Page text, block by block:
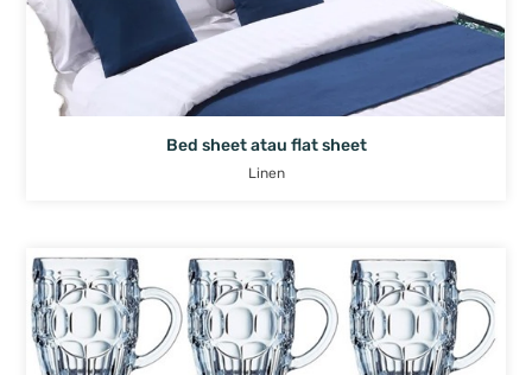
Bed sheet atau flat sheet
Linen